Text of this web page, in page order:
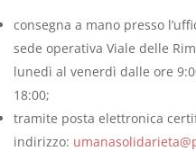
consegna a mano presso
sede operativa Viale delle
lunedì al venerdì dalle ore
18:00;
tramite posta elettronica
indirizzo: